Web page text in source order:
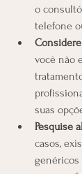
o
telefone
você não
suas
Pesquise
casos,
genéricos